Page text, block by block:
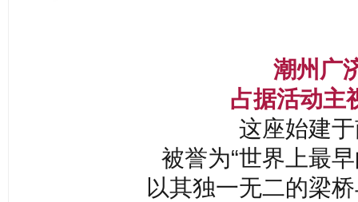
潮州广
占据活动主
这座始建
被誉为“世界上最
以其独一无二的梁